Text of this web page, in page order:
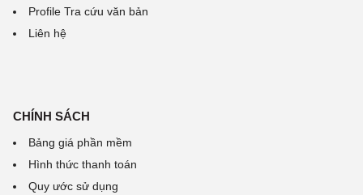
Profile Tra cứu văn bản
Liên hệ
CHÍNH SÁCH
Bảng giá phần mềm
Hình thức thanh toán
Quy ước sử dụng